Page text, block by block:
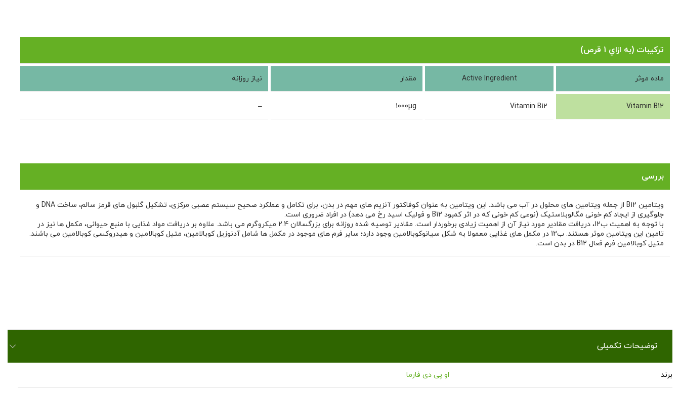
ترکیبات (به ازاي 1 قرص)
ماده موثر Active Ingredient مقدار نیاز روزانه
Vitamin B12
Vitamin B12
1000µg
–
بررسی
ویتامین B12 از جمله ویتامین های محلول در آب می باشد. این ویتامین به عنوان کوفاکتور آنزیم های مهم در بدن، برای تکامل و عملکرد صحیح سیستم عصبی مرکزی، تشکیل گلبول های قرمز سالم، ساخت DNA و
جلوگیری از ایجاد کم خونی مگالوبلاستیک (نوعی کم خونی که در اثر کمبود B12 و فولیک اسید رخ می دهد) در افراد ضروری است.
با توجه به اهمیت ب12، دریافت مقادیر مورد نیاز آن از اهمیت زیادی برخوردار است. مقادیر توصیه شده روزانه برای بزرگسالان 2.4 میکروگرم می باشد. علاوه بر دریافت مواد غذایی با منبع حیوانی، مکمل ها نیز در
تامین این ویتامین موثر هستند. ب12 در مکمل های غذایی معمولا به شکل سیانوکوبالامین وجود دارد؛ سایر فرم های موجود در مکمل ها شامل آدنوزیل کوبالامین، متیل کوبالامین و هیدروکسی کوبالامین می باشند.
متیل کوبالامین فرم فعال B12 در بدن است.
توضیحات تکمیلی
برند او پی دی فارما